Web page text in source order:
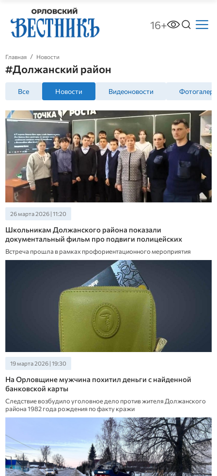
16+
Главная Новости
#Должанский район
Все Новости Видеоновости
26 марта 2026 | 11:20
Школьникам Должанского района показали
документальный фильм про подвиги полицейских
Встреча прошла в рамках профориентационного мероприятия
19 марта 2026 | 19:30
На Орловщине мужчина похитил деньги с найденной
банковской карты
Следствие возбудило уголовное дело против жителя Должанского
района 1982 года рождения по факту кражи